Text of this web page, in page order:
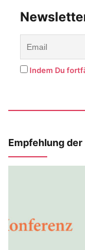
Indem Du
Empfehlung